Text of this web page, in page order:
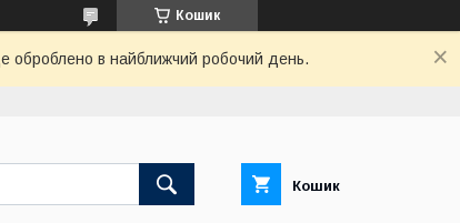
Кошик
оброблено в найближчий робочий день.
Кошик